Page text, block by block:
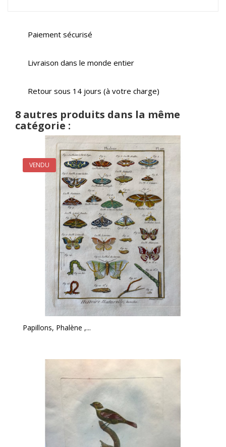
Paiement sécurisé
Livraison dans le monde entier
Retour sous 14 jours (à votre charge)
8 autres produits dans la même
catégorie :
Papillons, Phalène ,...
VENDU